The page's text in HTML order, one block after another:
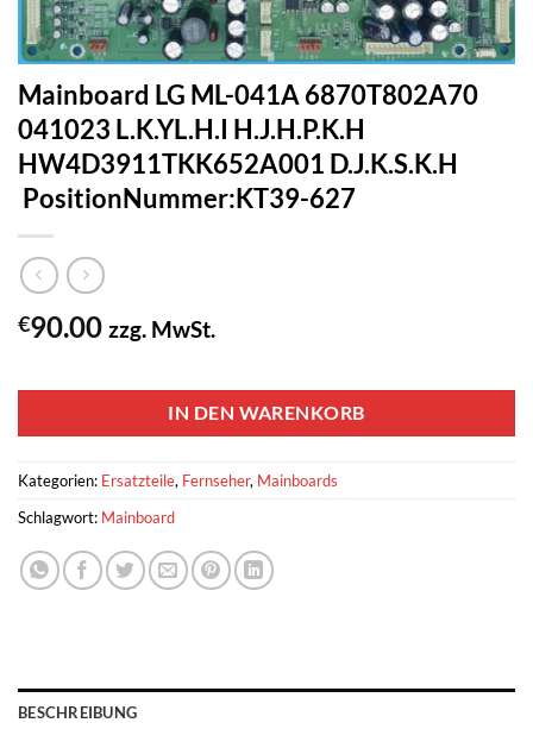
Mainboard LG ML-041A 6870T802A70
041023 L.K.YL.H.I H.J.H.P.K.H
HW4D3911TKK652A001 D.J.K.S.K.H
PositionNummer:KT39-627
€90.00 zzg. MwSt.
IN DEN WARENKORB
Kategorien: Ersatzteile, Fernseher, Mainboards
Schlagwort: Mainboard
BESCHREIBUNG